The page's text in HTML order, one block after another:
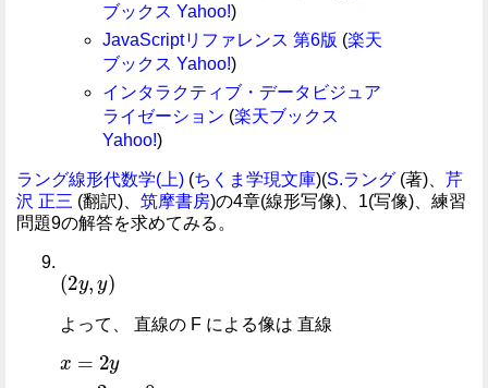
ブックス Yahoo!)
JavaScriptリファレンス 第6版 (楽天
ブックス Yahoo!)
インタラクティブ・データビジュア
ライゼーション (楽天ブックス
Yahoo!)
ラング線形代数学(上) (ちくま学現文庫)(S.ラング (著)、 芹
沢 正三 (翻訳)、 筑摩書房)の4章(線形写像)、1(写像)、練習
問題9の解答を求めてみる。
2y
よって、 直線の F による像は 直線
x =2 yx-
2 y= 0